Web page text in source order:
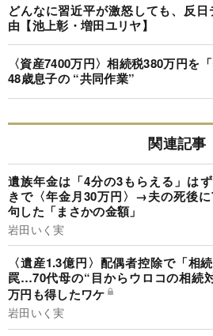
どんなに習近平が激怒しても、反
由【池上彰・増田ユリヤ】
〈資産7400万円〉相続税380万円を
48歳息子の “共同作業”
関連記事
遺族年金は「4分の3もらえる」は
きで〈年金月30万円〉→夫の死後
句した「まさかの金額」
岩田いく実
〈遺産1.3億円〉配偶者控除で「相
罠…70代母の“目からウロコの相続
万円も得したワケ
岩田いく実